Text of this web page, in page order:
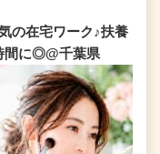
の在宅ワーク♪扶養
間に◎@千葉県